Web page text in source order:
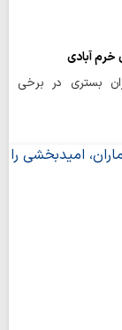
خرم آبادی
بستری در برخی